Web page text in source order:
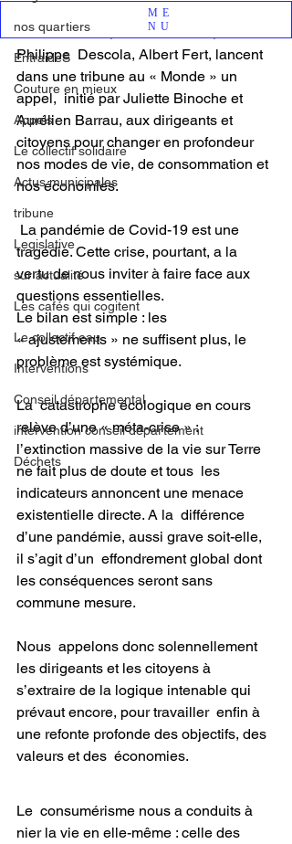
ME
NU
nos quartiers
EntraideS
Couture en mieux
Appels
Le collectif solidaire
Actus municipales
tribune
Legislative
sur actualité
Les cafés qui cogitent
Le collectif eau
Interventions
Conseil départemental
intervention conseil département
Déchets
l’appel de 200 artistes et personnalités,
dont Madonna, Cate Blanchett,
Philippe  Descola, Albert Fert, lancent
dans une tribune au « Monde » un
appel,  initié par Juliette Binoche et
Aurélien Barrau, aux dirigeants et
citoyens pour changer en profondeur
nos modes de vie, de consommation et
nos économies.
tragédie. Cette crise, pourtant, a la
vertu de nous inviter à faire face aux
questions essentielles.
Le bilan est simple : les
« ajustements » ne suffisent plus, le
problème est systémique.
La  catastrophe écologique en cours
relève d’une « méta-crise » :
l’extinction massive de la vie sur Terre
ne fait plus de doute et tous  les
indicateurs annoncent une menace
existentielle directe. A la  différence
d’une pandémie, aussi grave soit-elle,
il s’agit d’un  effondrement global dont
les conséquences seront sans
commune mesure.
Nous  appelons donc solennellement
les dirigeants et les citoyens à
s’extraire de la logique intenable qui
prévaut encore, pour travailler  enfin à
une refonte profonde des objectifs, des
valeurs et des  économies.
Le  consumérisme nous a conduits à
nier la vie en elle-même : celle des